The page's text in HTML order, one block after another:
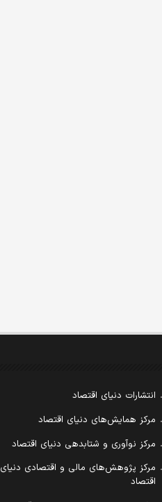
انتشارات دنیای اقتصاد
مرکز همایش‌های دنیای اقتصاد
مرکز نوآوری و شتابدهی دنیای اقتصاد
مرکز پژوهش‌های مالی و اقتصادی دنیای
اقتصاد